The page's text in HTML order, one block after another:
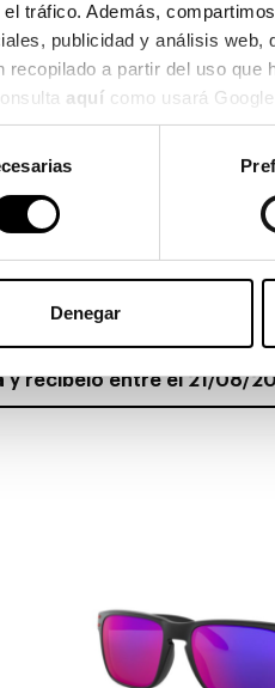
tráfico. Además,
publicidad y análisis web,
aquí como usará
Denegar
y recíbelo entre el 21/08/